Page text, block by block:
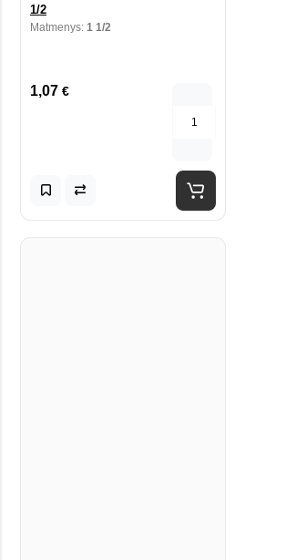
1/2
Matmenys: 1 1/2
1,07 €